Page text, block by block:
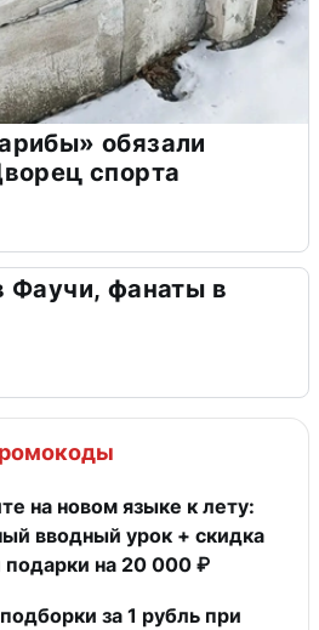
обязали
спорта
Фаучи, фанаты в
на новом языке к лету:
вводный урок + скидка
подарки на 20 000 ₽
за 1 рубль при